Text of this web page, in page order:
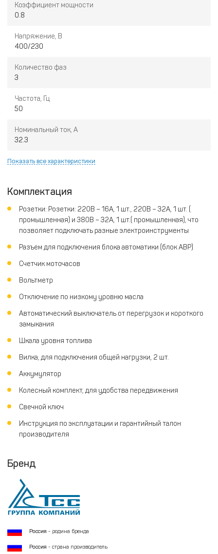
Коэффициент мощности
0.8
Напряжение, В
400/230
Количество фаз
3
Частота, Гц
50
Номинальный ток, А
32.3
Показать все характеристики
Комплектация
Розетки: Розетки: 220В – 16А, 1 шт., 220В – 32А, 1 шт. (
промышленная) и 380В – 32А, 1 шт.( промышленная), что
позволяет подключать разные электроинструменты
Разъем для подключения блока автоматики (блок АВР)
Счетчик моточасов
Вольтметр
Отключение по низкому уровню масла
Автоматический выключатель от перегрузок и короткого
замыкания
Шкала уровня топлива
Вилка, для подключения общей нагрузки, 2 шт.
Аккумулятор
Колесный комплект, для удобства передвижения
Свечной ключ
Инструкция по эксплуатации и гарантийный талон
производителя
Бренд
Россия - родина бренда
Россия - страна производитель